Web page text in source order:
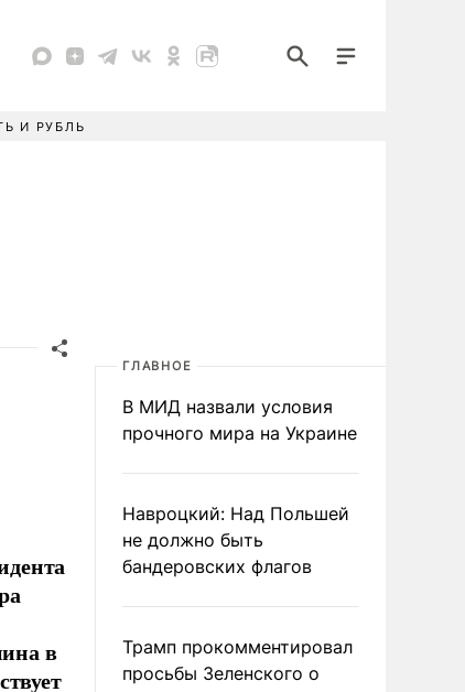
И РУБЛЬ
в
ГЛАВНОЕ
В МИД назвали условия
прочного мира на Украине
Навроцкий: Над Польшей
не должно быть
бандеровских флагов
Трамп прокомментировал
просьбы Зеленского о